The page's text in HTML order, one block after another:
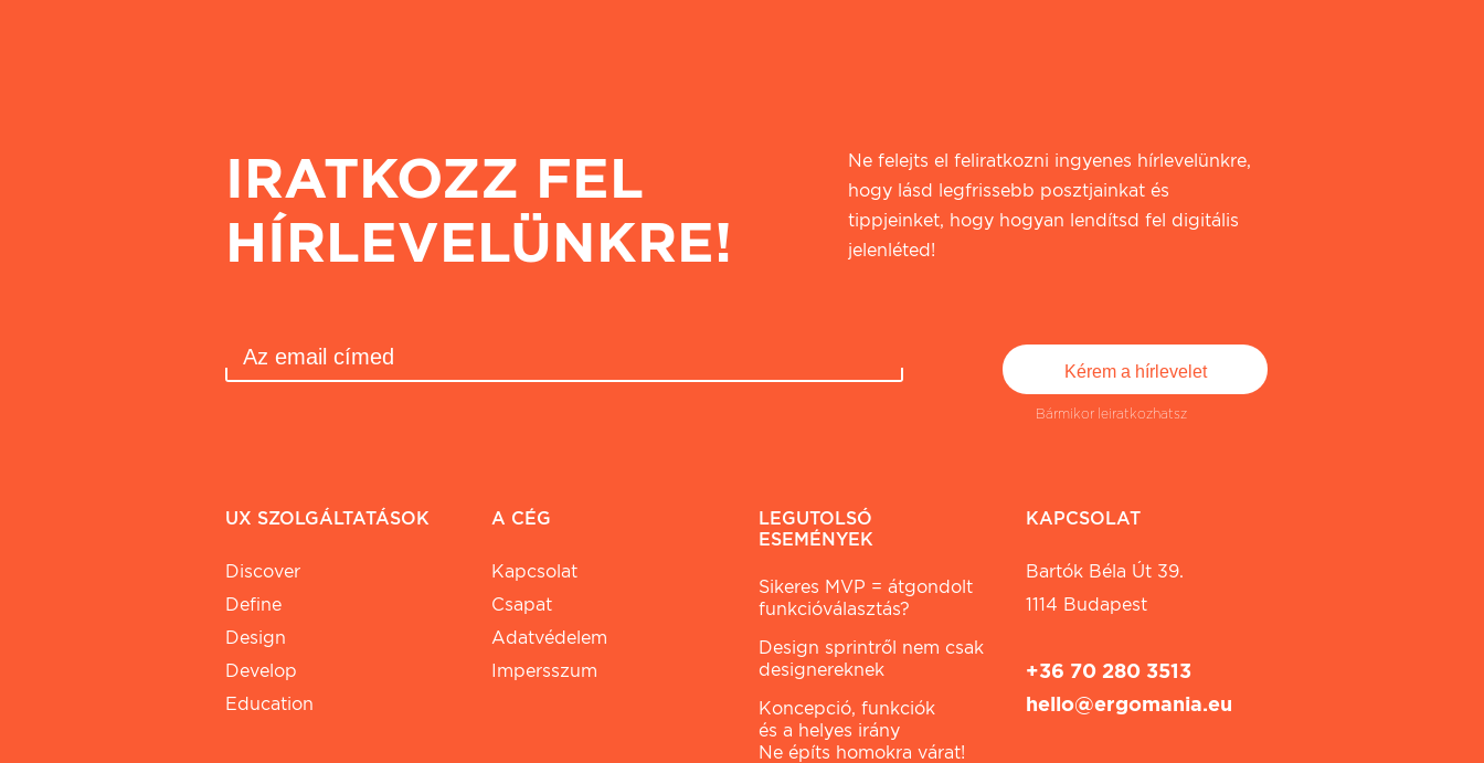
IRATKOZZ FEL
HÍRLEVELÜNKRE!
Ne felejts el feliratkozni ingyenes hírlevelünkre,
hogy lásd legfrissebb posztjainkat és
tippjeinket, hogy hogyan lendítsd fel digitális
jelenléted!
Bármikor leiratkozhatsz
UX SZOLGÁLTATÁSOK
Discover
Define
Design
Develop
Education
A CÉG
Kapcsolat
Csapat
Adatvédelem
Impersszum
LEGUTOLSÓ
ESEMÉNYEK
Sikeres MVP = átgondolt
funkcióválasztás?
Design sprintről nem csak
designereknek
Koncepció, funkciók
és a helyes irány
Ne építs homokra várat!
KAPCSOLAT
Bartók Béla Út 39.
1114 Budapest
+36 70 280 3513
hello@ergomania.eu